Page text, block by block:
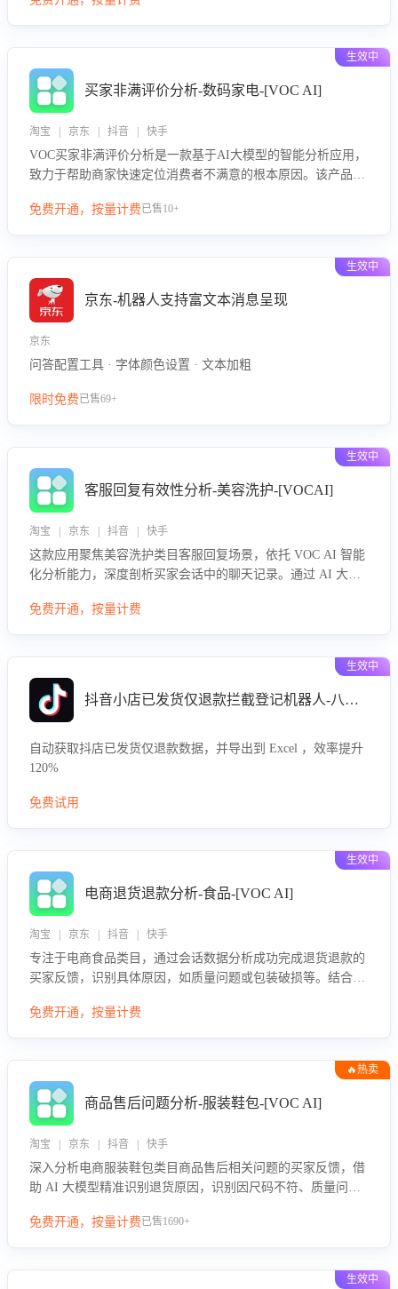
绪、归因争议根源，并客观评估客服应对合理性与成效。系统
生效中
买家非满评价分析-数码家电-[VOC AI]
淘宝 | 京东 | 抖音 | 快手
VOC买家非满评价分析是一款基于AI大模型的智能分析应用，
致力于帮助商家快速定位消费者不满意的根本原因。该产品可
或其它部门原因，明确责任归属，提供可落地的改进建议与策
免费开通，按量计费已售10+
生效中
京东-机器人支持富文本消息呈现
京东
问答配置工具 · 字体颜色设置 · 文本加粗
限时免费已售69+
生效中
客服回复有效性分析-美容洗护-[VOCAI]
淘宝 | 京东 | 抖音 | 快手
这款应用聚焦美容洗护类目客服回复场景，依托 VOC AI 智能
化分析能力，深度剖析买家会话中的聊天记录。通过 AI 大模
效性与完整性，输出针对性改进策略，助力商家快速优化快捷
免费开通，按量计费
生效中
抖音小店已发货仅退款拦截登记机器人-八爪鱼
自动获取抖店已发货仅退款数据，并导出到 Excel ，效率提升
120%
免费试用
生效中
电商退货退款分析-食品-[VOC AI]
淘宝 | 京东 | 抖音 | 快手
专注于电商食品类目，通过会话数据分析成功完成退货退款的
买家反馈，识别具体原因，如质量问题或包装破损等。结合AI
低退款率，提升售后效率。
免费开通，按量计费
🔥热卖
商品售后问题分析-服装鞋包-[VOC AI]
淘宝 | 京东 | 抖音 | 快手
深入分析电商服装鞋包类目商品售后相关问题的买家反馈，借
助 AI 大模型精准识别退货原因，识别因尺码不符、质量问题
商家优化产品或服务，实现销售额的显著提升。
免费开通，按量计费已售1690+
生效中